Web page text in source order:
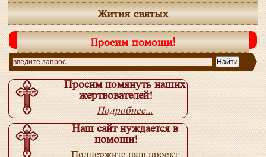
Жития святых
Просим помощи!
Просим помянуть наших
жертвователей!
Подробнее...
Наш сайт нуждается в
помощи!
Поддержите наш проект